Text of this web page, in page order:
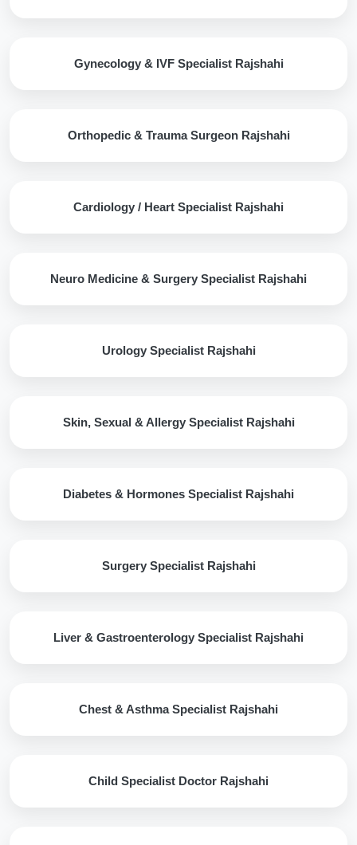
Gynecology & IVF Specialist Rajshahi
Orthopedic & Trauma Surgeon Rajshahi
Cardiology / Heart Specialist Rajshahi
Neuro Medicine & Surgery Specialist Rajshahi
Urology Specialist Rajshahi
Skin, Sexual & Allergy Specialist Rajshahi
Diabetes & Hormones Specialist Rajshahi
Surgery Specialist Rajshahi
Liver & Gastroenterology Specialist Rajshahi
Chest & Asthma Specialist Rajshahi
Child Specialist Doctor Rajshahi